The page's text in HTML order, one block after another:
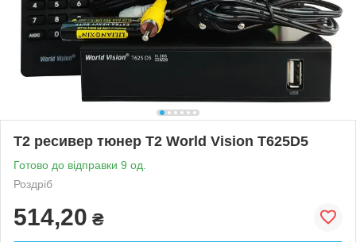
Т2 ресивер тюнер T2 World Vision T625D5
Готово до відправки 9 од.
Роздріб
514,20 ₴